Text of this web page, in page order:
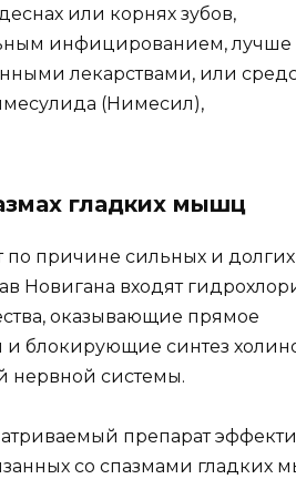
или корнях зубов,
инфицированием, лучше
лекарствами, или
(Нимесил),
гладких мышц
по причине сильных и долгих
Новигана входят
оказывающие прямое
блокирующие синтез
нервной системы.
препарат
со спазмами гладких